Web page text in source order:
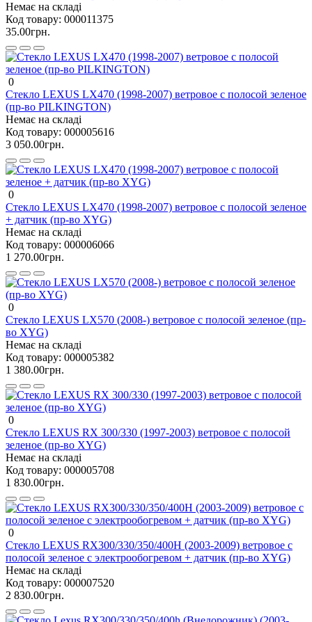
Немає на складі
Код товару: 000011375
35.00грн.
0
Стекло LEXUS LX470 (1998-2007) ветровое с полосой зеленое
(пр-во PILKINGTON)
Немає на складі
Код товару: 000005616
3 050.00грн.
0
Стекло LEXUS LX470 (1998-2007) ветровое с полосой зеленое
+ датчик (пр-во XYG)
Немає на складі
Код товару: 000006066
1 270.00грн.
0
Стекло LEXUS LX570 (2008-) ветровое с полосой зеленое (пр-
во XYG)
Немає на складі
Код товару: 000005382
1 380.00грн.
0
Стекло LEXUS RX 300/330 (1997-2003) ветровое с полосой
зеленое (пр-во XYG)
Немає на складі
Код товару: 000005708
1 830.00грн.
0
Стекло LEXUS RX300/330/350/400H (2003-2009) ветровое с
полосой зеленое с электрообогревом + датчик (пр-во XYG)
Немає на складі
Код товару: 000007520
2 830.00грн.